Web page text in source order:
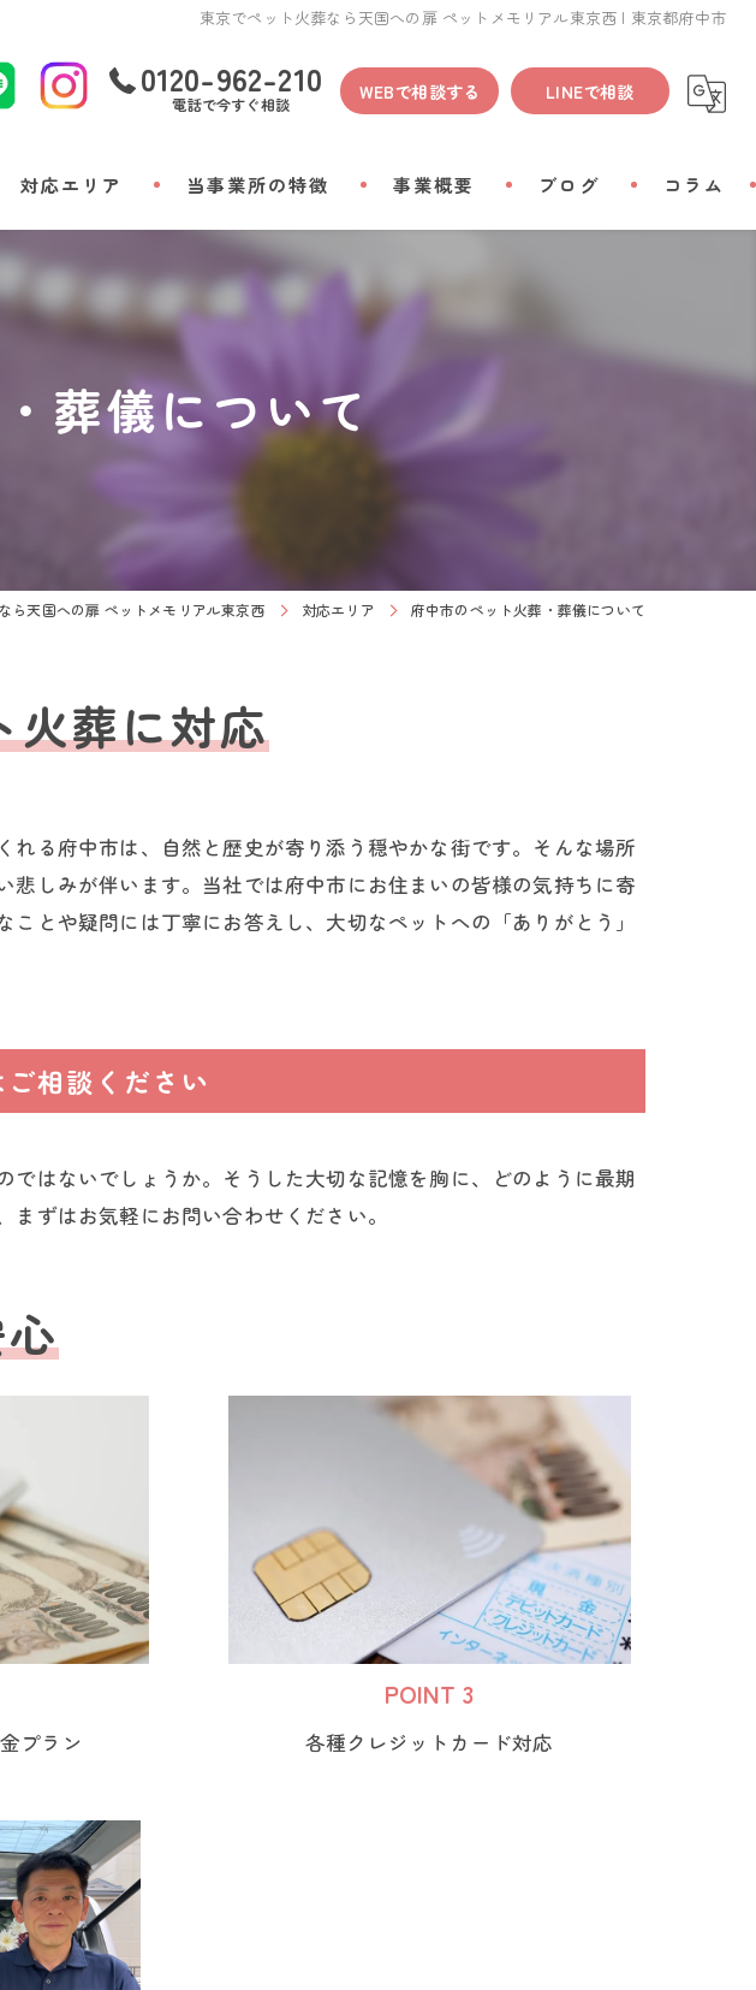
東京でペット火葬なら天国への扉 ペットメモリアル東京西 | 東京都府中市
0120-962-210
電話で今すぐ相談
WEBで相談する LINEで相談
対応エリア 当事業所の特徴
出張
立ち会い
事業概要 ブログ コラム
葬儀について
ら天国への扉 ペットメモリアル東京西 対応エリア 府中市のペット火葬・葬儀について
火葬に対応
る府中市は、自然と歴史が寄り添う穏やかな街です。そんな場所
しみが伴います。当社では府中市にお住まいの皆様の気持ちに寄
とや疑問には丁寧にお答えし、大切なペットへの「ありがとう」
相談ください
はないでしょうか。そうした大切な記憶を胸に、どのように最期
ずはお気軽にお問い合わせください。
プラン
POINT 3
各種クレジットカード対応